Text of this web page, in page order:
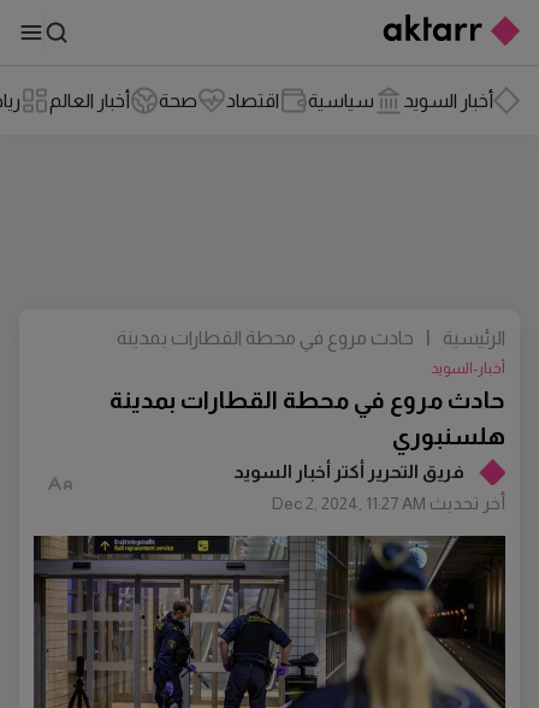
أخبار السويد سياسية اقتصاد صحة أخبار العالم
فريق التحرير أكتر أخبار السويد
أخر تحديث Dec 2, 2024, 11:27 AM
حادث مروع في محطة القطارات بمدينة
هلسنبوري
أخبار-السويد
الرئيسية |
حادث مروع في محطة القطارات بمدينة